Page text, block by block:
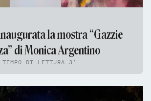
la mostra “Gazzie
di Monica Argentino
DI LETTURA 3'